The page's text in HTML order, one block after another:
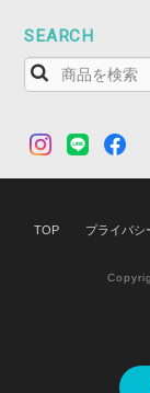
SEARCH
TOP プライバシ